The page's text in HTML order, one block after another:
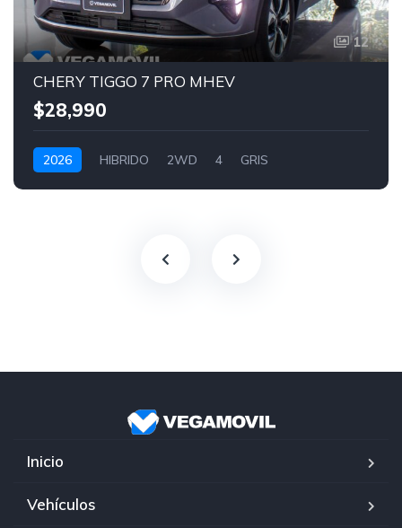
12
CHERY TIGGO 7 PRO MHEV
$28,990
2026 HIBRIDO 2WD 4 GRIS
Inicio
Vehículos